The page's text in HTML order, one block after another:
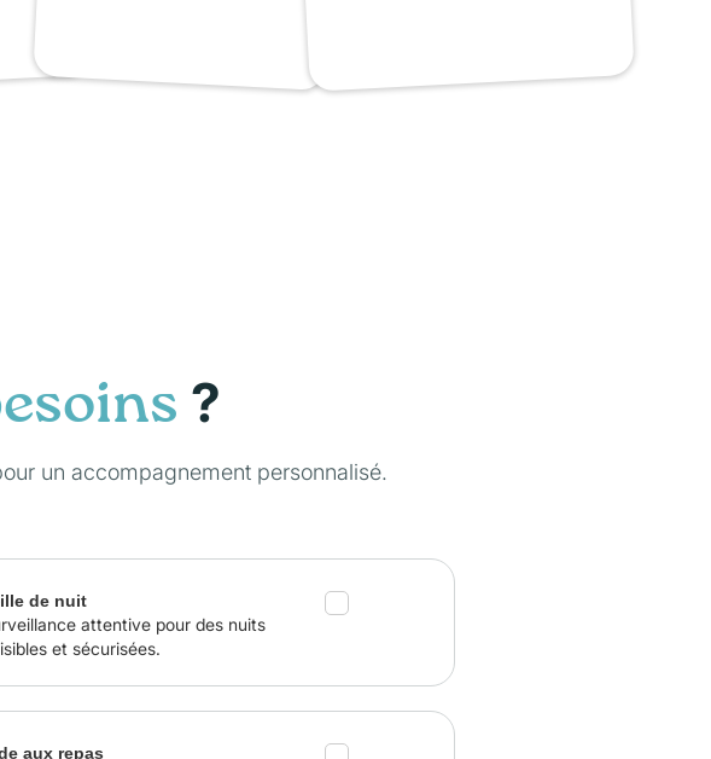
?
un accompagnement personnalisé.
de nuit
attentive pour des nuits
et sécurisées.
aux repas